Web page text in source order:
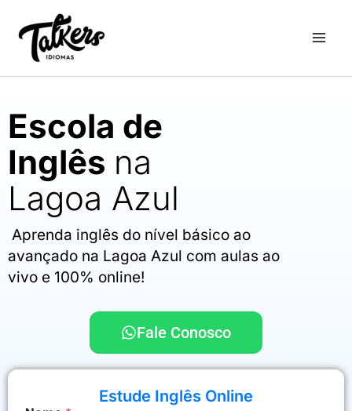
para
conteúdo
Escola de
Inglês na
Lagoa Azul
Aprenda inglês do nível básico ao
avançado na Lagoa Azul com aulas ao
vivo e 100% online!
Fale Conosco
Estude Inglês Online